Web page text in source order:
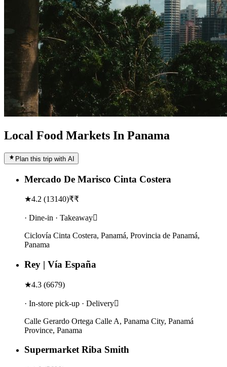
Local Food Markets In Panama
Plan this trip with AI
Mercado De Marisco Cinta Costera
★4.2 (13140)₹₹
· Dine-in · Takeaway
Ciclovía Cinta Costera, Panamá, Provincia de Panamá,
Panama
Rey | Vía España
★4.3 (6679)
· In-store pick-up · Delivery
Calle Gerardo Ortega Calle A, Panama City, Panamá
Province, Panama
Supermarket Riba Smith